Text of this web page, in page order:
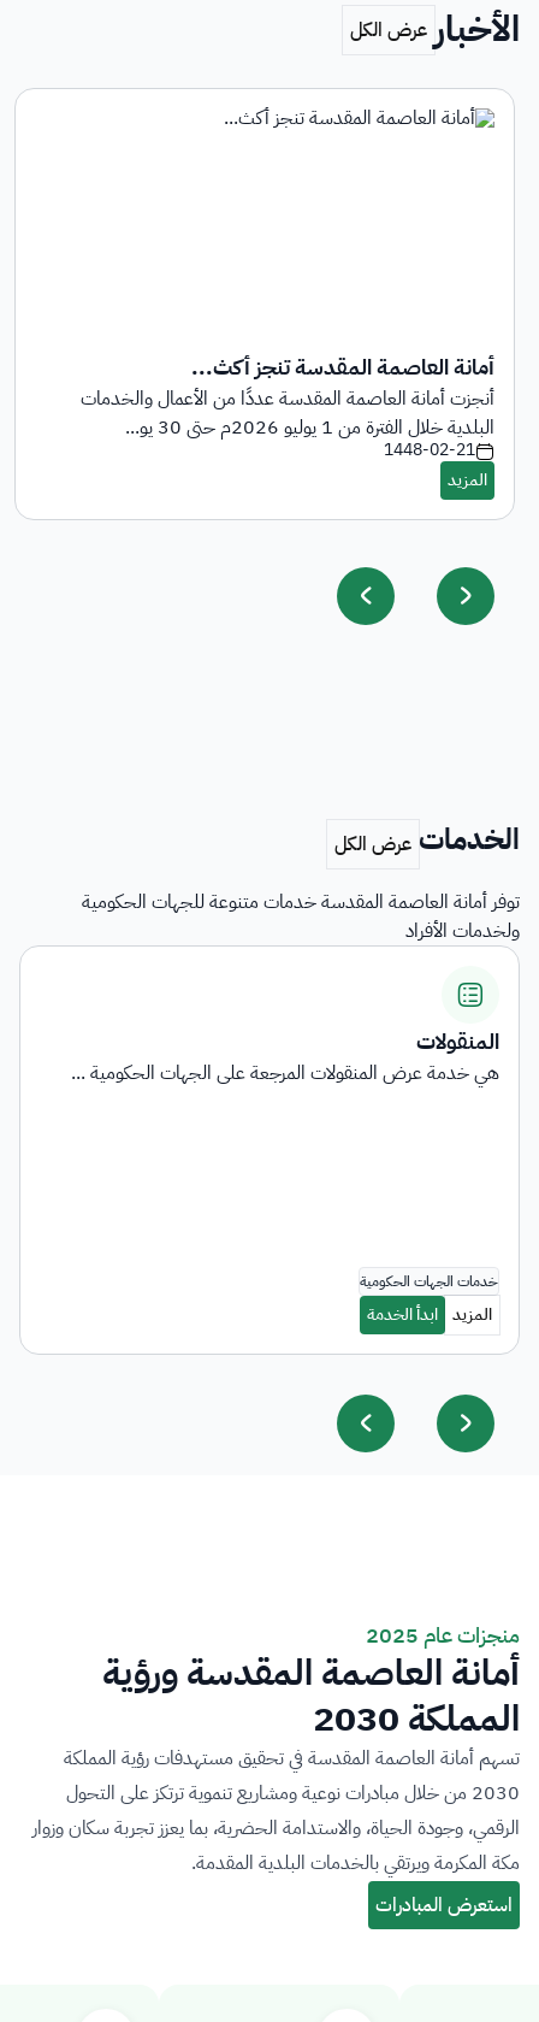
الأخبار
أمانة العاصمة المقدسة تنجز أكث...
أنجزت أمانة العاصمة المقدسة عددًا من الأعمال والخدمات
البلدية خلال الفترة من 1 يوليو 2026م حتى 30 يو...
1448-02-21
الخدمات
توفر أمانة العاصمة المقدسة خدمات متنوعة للجهات الحكومية
ولخدمات الأفراد
على الجهات الحكومية ... توفر الخدمة معلومات
منجزات عام 2025
أمانة العاصمة المقدسة ورؤية
المملكة 2030
تسهم أمانة العاصمة المقدسة في تحقيق مستهدفات رؤية المملكة
2030 من خلال مبادرات نوعية ومشاريع تنموية ترتكز على التحول
الرقمي، وجودة الحياة، والاستدامة الحضرية، بما يعزز تجربة سكان وزوار
مكة المكرمة ويرتقي بالخدمات البلدية المقدمة.